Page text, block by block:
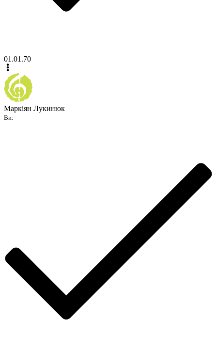
01.01.70
Маркіян Лукинюк
Ви: